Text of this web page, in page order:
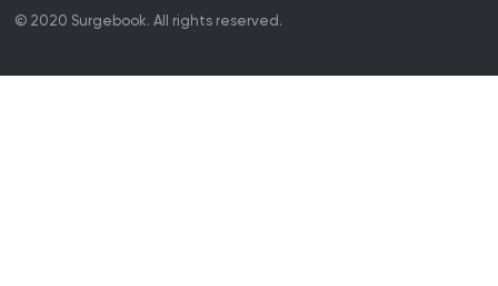
© 2020 Surgebook. All rights reserved.